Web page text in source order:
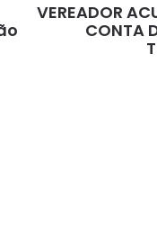
VEREADOR
CONTA